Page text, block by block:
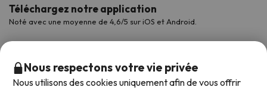
Téléchargez notre application
Noté avec une moyenne de 4,6/5 sur iOS et Android.
Nous respectons votre vie privée
Nous utilisons des cookies uniquement afin de vous offrir